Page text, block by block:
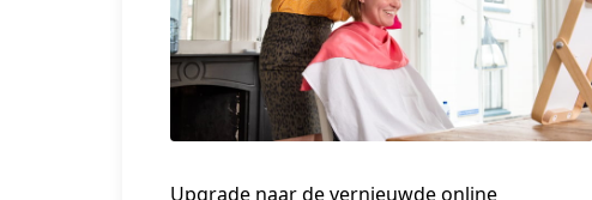
Upgrade naar de vernieuwde online